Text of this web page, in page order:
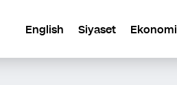
English Siyaset Ekonomi